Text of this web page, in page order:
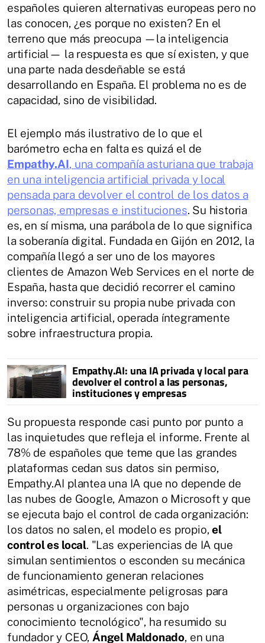
españoles quieren alternativas europeas pero no
las conocen, ¿es porque no existen? En el
terreno que más preocupa —la inteligencia
artificial— la respuesta es que sí existen, y que
una parte nada desdeñable se está
desarrollando en España. El problema no es de
capacidad, sino de visibilidad.
El ejemplo más ilustrativo de lo que el
barómetro echa en falta es quizá el de
Empathy.AI, una compañía asturiana que trabaja
en una inteligencia artificial privada y local
pensada para devolver el control de los datos a
personas, empresas e instituciones. Su historia
es, en sí misma, una parábola de lo que significa
la soberanía digital. Fundada en Gijón en 2012, la
compañía llegó a ser uno de los mayores
clientes de Amazon Web Services en el norte de
España, hasta que decidió recorrer el camino
inverso: construir su propia nube privada con
inteligencia artificial, operada íntegramente
sobre infraestructura propia.
Empathy.AI: una IA privada y local para
devolver el control a las personas,
instituciones y empresas
Su propuesta responde casi punto por punto a
las inquietudes que refleja el informe. Frente al
78% de españoles que teme que las grandes
plataformas cedan sus datos sin permiso,
Empathy.AI plantea una IA que no depende de
las nubes de Google, Amazon o Microsoft y que
se ejecuta bajo el control de cada organización:
los datos no salen, el modelo es propio,el
control es local. "Las experiencias de IA que
simulan sentimientos o esconden su mecánica
de funcionamiento generan relaciones
asimétricas, especialmente peligrosas para
personas u organizaciones con bajo
conocimiento tecnológico", ha resumido su
fundador y CEO, Ángel Maldonado, en una